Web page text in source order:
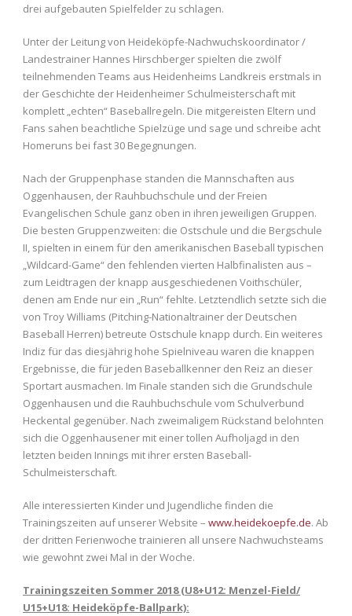
drei aufgebauten Spielfelder zu schlagen.
Unter der Leitung von Heideköpfe-Nachwuchskoordinator /
Landestrainer Hannes Hirschberger spielten die zwölf
teilnehmenden Teams aus Heidenheims Landkreis erstmals in
der Geschichte der Heidenheimer Schulmeisterschaft mit
komplett „echten“ Baseballregeln. Die mitgereisten Eltern und
Fans sahen beachtliche Spielzüge und sage und schreibe acht
Homeruns bei fast 30 Begegnungen.
Nach der Gruppenphase standen die Mannschaften aus
Oggenhausen, der Rauhbuchschule und der Freien
Evangelischen Schule ganz oben in ihren jeweiligen Gruppen.
Die besten Gruppenzweiten: die Ostschule und die Bergschule
II, spielten in einem für den amerikanischen Baseball typischen
„Wildcard-Game“ den fehlenden vierten Halbfinalisten aus –
zum Leidtragen der knapp ausgeschiedenen Voithschüler,
denen am Ende nur ein „Run“ fehlte. Letztendlich setzte sich die
von Troy Williams (Pitching-Nationaltrainer der Deutschen
Baseball Herren) betreute Ostschule knapp durch. Ein weiteres
Indiz für das diesjährig hohe Spielniveau waren die knappen
Ergebnisse, die für jeden Baseballkenner den Reiz an dieser
Sportart ausmachen. Im Finale standen sich die Grundschule
Oggenhausen und die Rauhbuchschule vom Schulverbund
Heckental gegenüber. Nach zweimaligem Rückstand belohnten
sich die Oggenhausener mit einer tollen Aufholjagd in den
letzten beiden Innings mit ihrer ersten Baseball-
Schulmeisterschaft.
Alle interessierten Kinder und Jugendliche finden die
Trainingszeiten auf unserer Website – www.heidekoepfe.de. Ab
der dritten Ferienwoche trainieren all unsere Nachwuchsteams
wie gewohnt zwei Mal in der Woche.
Trainingszeiten Sommer 2018 (U8+U12: Menzel-Field/
U15+U18: Heideköpfe-Ballpark):